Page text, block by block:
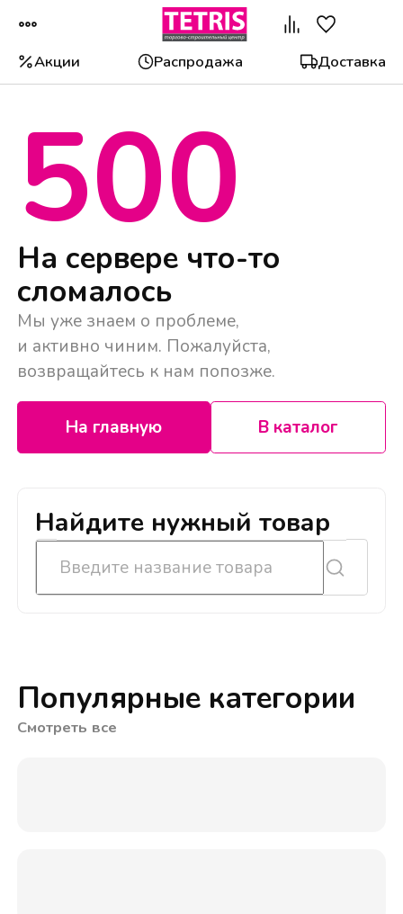
Акции Распродажа Доставка
500
На сервере что-то
сломалось
Мы уже знаем о проблеме,
и активно чиним. Пожалуйста,
возвращайтесь к нам попозже.
На главную В каталог
Найдите нужный товар
Популярные категории
Смотреть все